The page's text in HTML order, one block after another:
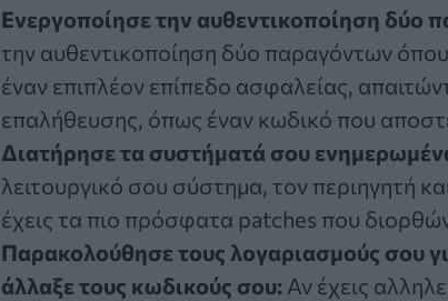
Ενεργοποίησε την αυθεντικοποίηση δύο
την αυθεντικοποίηση δύο παραγόντων
έναν επιπλέον επίπεδο ασφαλείας,
επαλήθευσης, όπως έναν κωδικό που
Διατήρησε τα συστήματά σου
λειτουργικό σου σύστημα, τον περιηγητή
έχεις τα πιο πρόσφατα patches που
Παρακολούθησε τους λογαριασμούς σου
άλλαξε τους κωδικούς σου: Αν έχεις